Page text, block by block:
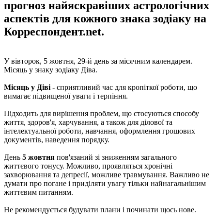
прогноз найяскравіших астрологічних
аспектів для кожного знака зодіаку на
Корреспондент.net.
У вівторок, 5 жовтня, 29-й день за місячним календарем.
Місяць у знаку зодіаку Діва.
Місяць у Діві - сприятливий час для кропіткої роботи, що
вимагає підвищеної уваги і терпіння.
Підходить для вирішення проблем, що стосуються способу
життя, здоров'я, харчування, а також для ділової та
інтелектуальної роботи, навчання, оформлення грошових
документів, наведення порядку.
День 5 жовтня пов'язаний зі зниженням загального
життєвого тонусу. Можливо, проявляться хронічні
захворювання та депресії, можливе травмування. Важливо не
думати про погане і приділяти увагу тільки найнагальнішим
життєвим питанням.
Не рекомендується будувати плани і починати щось нове.